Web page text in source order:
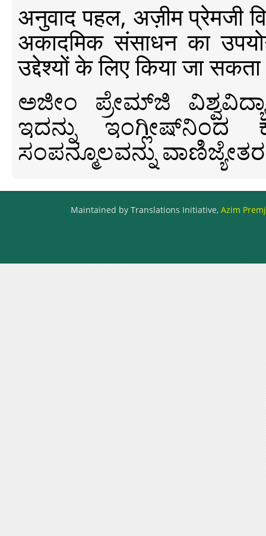
अनुवाद पहल, अज़ीम प्रेमजी
अकादमिक संसाधन का
उद्देश्यों के लिए किया जा
ಅಜೀಂ ಪ್ರೇಮ್‍ಜಿ
ಇದನ್ನು ಇಂಗ್ಲೀಷ್‍ನಿಂದ
ಸಂಪನ್ಮೂಲವನ್ನು
Maintained by Translations Initiative, Azim